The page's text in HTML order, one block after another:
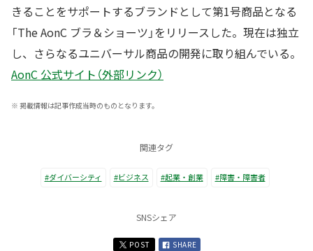
きることをサポートするブランドとして第1号商品となる
「The AonC ブラ＆ショーツ」をリリースした。現在は独立
し、さらなるユニバーサル商品の開発に取り組んでいる。
AonC 公式サイト（外部リンク）
※ 掲載情報は記事作成当時のものとなります。
関連タグ
#ダイバーシティ #ビジネス #起業・創業 #障害・障害者
SNSシェア
POST SHARE